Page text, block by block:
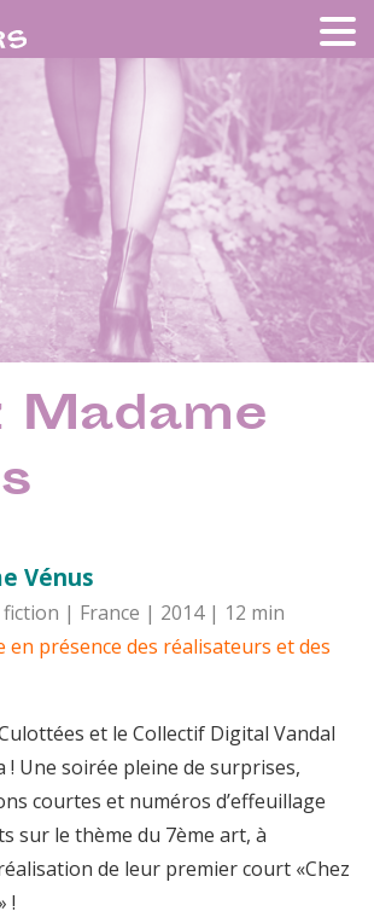
Madame
Vénus
| France | 2014 | 12 min
présence des réalisateurs et des
et le Collectif Digital Vandal
Une soirée pleine de surprises,
courtes et numéros d’effeuillage
sur le thème du 7ème art, à
de leur premier court «Chez
!